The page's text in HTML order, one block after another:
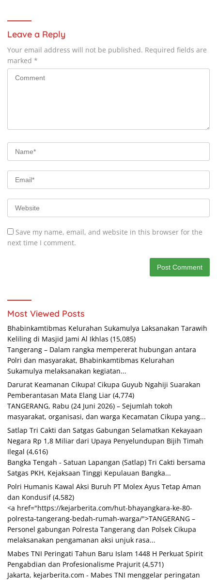
Leave a Reply
Your email address will not be published. Required fields are
marked *
Save my name, email, and website in this browser for the
next time I comment.
Most Viewed Posts
Bhabinkamtibmas Kelurahan Sukamulya Laksanakan Tarawih
Keliling di Masjid Jami Al Ikhlas (15,085)
Tangerang – Dalam rangka mempererat hubungan antara
Polri dan masyarakat, Bhabinkamtibmas Kelurahan
Sukamulya melaksanakan kegiatan...
Darurat Keamanan Cikupa! Cikupa Guyub Ngahiji Suarakan
Pemberantasan Mata Elang Liar (4,774)
TANGERANG, Rabu (24 Juni 2026) – Sejumlah tokoh
masyarakat, organisasi, dan warga Kecamatan Cikupa yang...
Satlap Tri Cakti dan Satgas Gabungan Selamatkan Kekayaan
Negara Rp 1,8 Miliar dari Upaya Penyelundupan Bijih Timah
Ilegal (4,616)
Bangka Tengah - Satuan Lapangan (Satlap) Tri Cakti bersama
Satgas PKH, Kejaksaan Tinggi Kepulauan Bangka...
Polri Humanis Kawal Aksi Buruh PT Molex Ayus Tetap Aman
dan Kondusif (4,582)
<a href="https://kejarberita.com/hut-bhayangkara-ke-80-
polresta-tangerang-bedah-rumah-warga/">TANGERANG –
Personel gabungan Polresta Tangerang dan Polsek Cikupa
melaksanakan pengamanan aksi unjuk rasa...
Mabes TNI Peringati Tahun Baru Islam 1448 H Perkuat Spirit
Pengabdian dan Profesionalisme Prajurit (4,571)
Jakarta, kejarberita.com - Mabes TNI menggelar peringatan